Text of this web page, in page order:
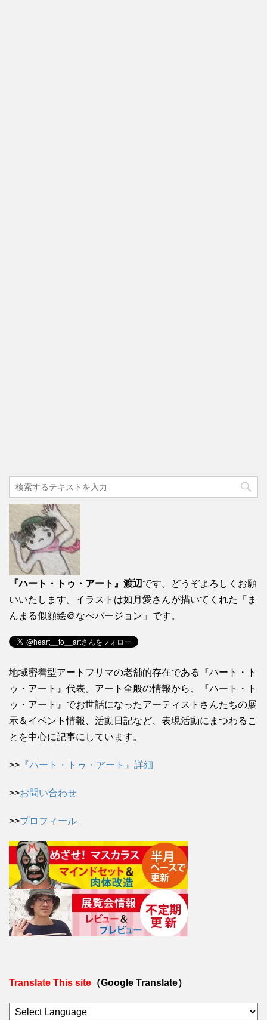
『ハート・トゥ・アート』渡辺です。どうぞよろしくお願
いいたします。イラストは如月愛さんが描いてくれた「ま
んまる似顔絵＠なべバージョン」です。
地域密着型アートフリマの老舗的存在である『ハート・ト
ゥ・アート』代表。アート全般の情報から、『ハート・ト
ゥ・アート』でお世話になったアーティストさんたちの展
示＆イベント情報、活動日記など、表現活動にまつわるこ
とを中心に記事にしています。
>> 『ハート・トゥ・アート』詳細
>>お問い合わせ
>>プロフィール
Translate This site （Google Translate）